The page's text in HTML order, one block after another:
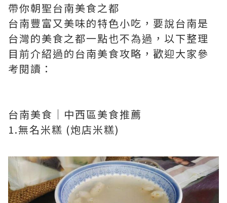
帶你朝聖台南美食之都
台南豐富又美味的特色小吃，要說台南是
台灣的美食之都一點也不為過，以下整理
目前介紹過的台南美食攻略，歡迎大家參
考閱讀：
台南美食｜中西區美食推薦
1.無名米糕 (炮店米糕)